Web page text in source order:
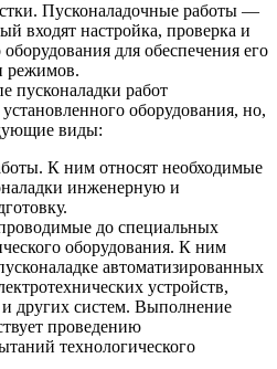
Пусконаладочные работы —
входят настройка, проверка и
для обеспечения его
режимов.
пусконаладки работ
оборудования, но,
виды:
К ним относят необходимые
инженерную и
до специальных
оборудования. К ним
автоматизированных
устройств,
и других систем. Выполнение
проведению
технологического